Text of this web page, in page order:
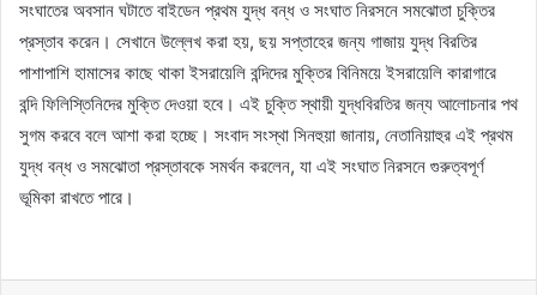
সংঘাতের অবসান ঘটাতে বাইডেন প্রথম যুদ্ধ বন্ধ ও সংঘাত নিরসনে সমঝোতা চুক্তির
প্রস্তাব করেন। সেখানে উল্লেখ করা হয়, ছয় সপ্তাহের জন্য গাজায় যুদ্ধ বিরতির
পাশাপাশি হামাসের কাছে থাকা ইসরায়েলি বন্দিদের মুক্তির বিনিময়ে ইসরায়েলি কারাগারে
বন্দি ফিলিস্তিনিদের মুক্তি দেওয়া হবে। এই চুক্তি স্থায়ী যুদ্ধবিরতির জন্য আলোচনার পথ
সুগম করবে বলে আশা করা হচ্ছে। সংবাদ সংস্থা সিনহুয়া জানায়, নেতানিয়াহুর এই প্রথম
যুদ্ধ বন্ধ ও সমঝোতা প্রস্তাবকে সমর্থন করলেন, যা এই সংঘাত নিরসনে গুরুত্বপূর্ণ
ভূমিকা রাখতে পারে।